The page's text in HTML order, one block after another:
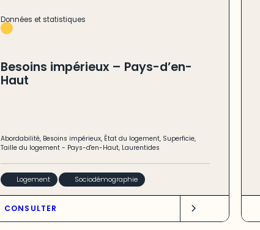
Données et statistiques
Besoins impérieux – Pays-d’en-
Haut
Abordabilité, Besoins impérieux, État du logement, Superficie,
Taille du logement- Pays-d'en-Haut, Laurentides
Logement Sociodémographie
CONSULTER